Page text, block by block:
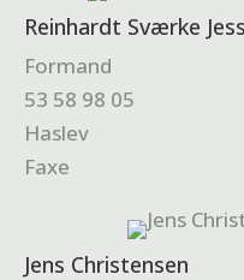
Reinhardt Sværke
Formand
53 58 98 05
Haslev
Faxe
Jens Christensen